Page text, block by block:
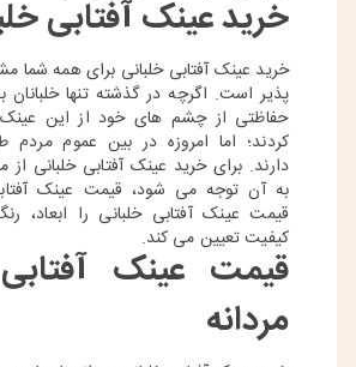
خرید عینک آفتابی
خرید عینک آفتابی خلبانی برای همه شما
‌پذیر است. اگرچه در گذشته تنها خلبانان
حفاظتی از چشم ‌های خود از این
‌کردند؛ اما امروزه در بین عموم مردم
دارند. برای خرید عینک آفتابی خلبانی از
به آن توجه می‌ شود، قیمت عینک
قیمت عینک آفتابی خلبانی را ابعاد،
کیفیت تعیین می ‌کند.
قیمت عینک
مردانه